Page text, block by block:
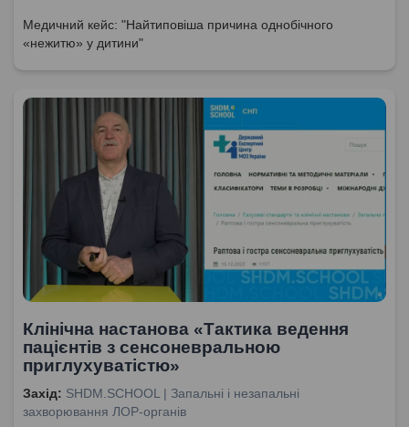
Медичний кейс: "Найтиповіша причина однобічного
«нежитю» у дитини"
Клінічна настанова «Тактика ведення
пацієнтів з сенсоневральною
приглухуватістю»
Захід: SHDM.SCHOOL | Запальні і незапальні
захворювання ЛОР-органів